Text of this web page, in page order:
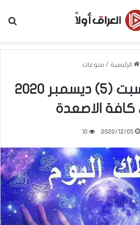
الرئيسية / منوعات
ابراج يوم السبت (5) ديسمبر 2020
الاصعدة
2020/12/05
10